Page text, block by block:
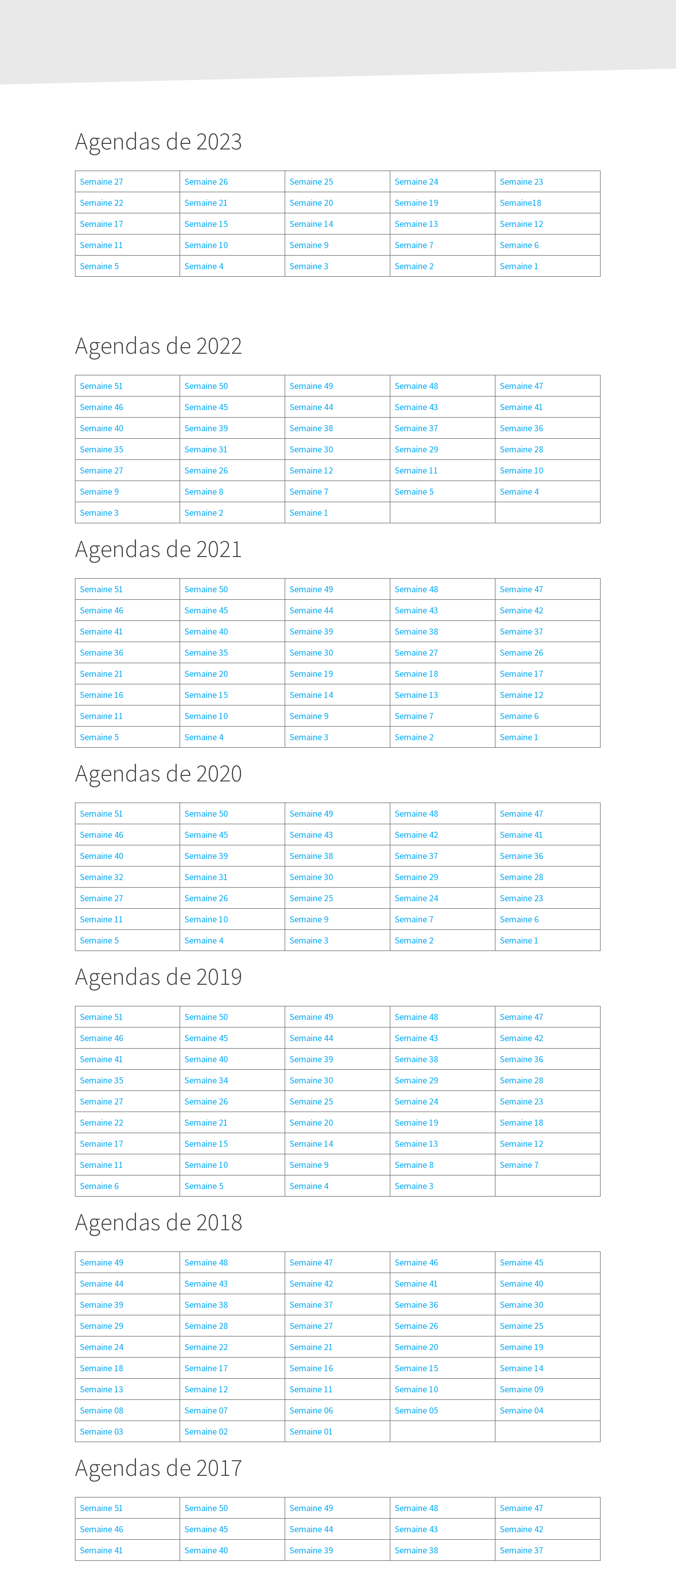
Agendas de 2023
Semaine 27 Semaine 26 Semaine 25 Semaine 24
Semaine 23
Semaine 22
Semaine 21 Semaine 20 Semaine 19
Semaine18
Semaine 17
Semaine 15 Semaine 14 Semaine 13
Semaine 12
Semaine 11
Semaine 10 Semaine 9 Semaine 7
Semaine 6
Semaine 5
Semaine 4 Semaine 3 Semaine 2 Semaine 1
Agendas de 2022
Semaine 51 Semaine 50 Semaine 49 Semaine 48
Semaine 47
Semaine 46
Semaine 45 Semaine 44 Semaine 43
Semaine 41
Semaine 40
Semaine 39 Semaine 38 Semaine 37
Semaine 36
Semaine 35
Semaine 31 Semaine 30 Semaine 29
Semaine 28
Semaine 27
Semaine 26 Semaine 12 Semaine 11
Semaine 10
Semaine 9
Semaine 8 Semaine 7 Semaine 5
Semaine 4
Semaine 3
Semaine 2 Semaine 1
Agendas de 2021
Semaine 51 Semaine 50 Semaine 49 Semaine 48
Semaine 47
Semaine 46
Semaine 45 Semaine 44 Semaine 43
Semaine 42
Semaine 41
Semaine 40 Semaine 39 Semaine 38
Semaine 37
Semaine 36
Semaine 35 Semaine 30 Semaine 27
Semaine 26
Semaine 21
Semaine 20 Semaine 19 Semaine 18
Semaine 17
Semaine 16
Semaine 15 Semaine 14 Semaine 13
Semaine 12
Semaine 11
Semaine 10 Semaine 9 Semaine 7
Semaine 6
Semaine 5
Semaine 4 Semaine 3 Semaine 2 Semaine 1
Agendas de 2020
Semaine 51 Semaine 50 Semaine 49 Semaine 48
Semaine 47
Semaine 46
Semaine 45 Semaine 43 Semaine 42
Semaine 41
Semaine 40
Semaine 39 Semaine 38 Semaine 37
Semaine 36
Semaine 32
Semaine 31 Semaine 30 Semaine 29
Semaine 28
Semaine 27
Semaine 26 Semaine 25 Semaine 24
Semaine 23
Semaine 11
Semaine 10 Semaine 9 Semaine 7
Semaine 6
Semaine 5
Semaine 4 Semaine 3 Semaine 2 Semaine 1
Agendas de 2019
Semaine 51 Semaine 50 Semaine 49 Semaine 48
Semaine 47
Semaine 46
Semaine 45 Semaine 44 Semaine 43
Semaine 42
Semaine 41
Semaine 40 Semaine 39 Semaine 38
Semaine 36
Semaine 35
Semaine 34 Semaine 30 Semaine 29
Semaine 28
Semaine 27
Semaine 26 Semaine 25 Semaine 24
Semaine 23
Semaine 22
Semaine 21 Semaine 20 Semaine 19
Semaine 18
Semaine 17
Semaine 15 Semaine 14 Semaine 13
Semaine 12
Semaine 11
Semaine 10 Semaine 9 Semaine 8
Semaine 7
Semaine 6
Semaine 5 Semaine 4 Semaine 3
Agendas de 2018
Semaine 49 Semaine 48 Semaine 47 Semaine 46
Semaine 45
Semaine 44
Semaine 43 Semaine 42 Semaine 41
Semaine 40
Semaine 39
Semaine 38 Semaine 37 Semaine 36
Semaine 30
Semaine 29
Semaine 28 Semaine 27 Semaine 26
Semaine 25
Semaine 24
Semaine 22 Semaine 21 Semaine 20
Semaine 19
Semaine 18
Semaine 17 Semaine 16 Semaine 15
Semaine 14
Semaine 13
Semaine 12 Semaine 11 Semaine 10
Semaine 09
Semaine 08
Semaine 07 Semaine 06 Semaine 05
Semaine 04
Semaine 03
Semaine 02 Semaine 01
Agendas de 2017
Semaine 51 Semaine 50 Semaine 49 Semaine 48
Semaine 47
Semaine 46
Semaine 45 Semaine 44 Semaine 43
Semaine 42
Semaine 41
Semaine 40 Semaine 39 Semaine 38 Semaine 37